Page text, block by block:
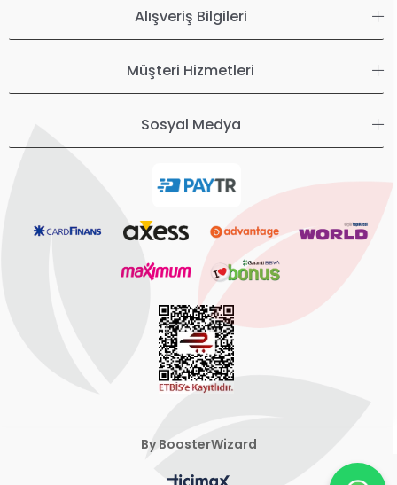
Alışveriş Bilgileri
Müşteri Hizmetleri
Sosyal Medya
By BoosterWizard